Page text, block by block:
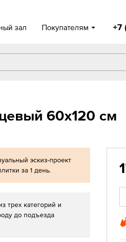
зал Покупателям +7
60x120 см
эскиз-проект
за 1 день.
трех категорий и
до подъезда